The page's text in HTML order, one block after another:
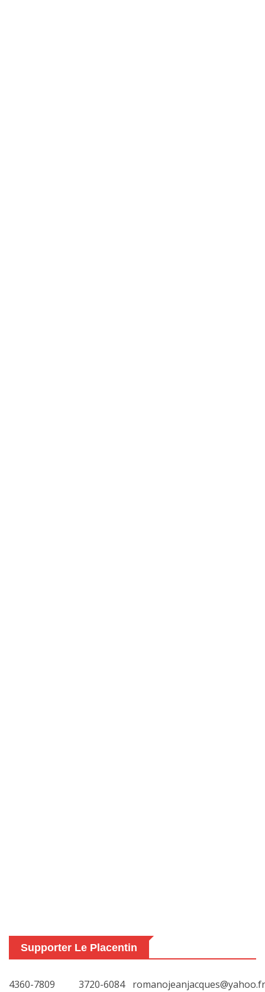
Supporter Le Placentin
4360-7809 3720-6084 romanojeanjacques@yahoo.fr